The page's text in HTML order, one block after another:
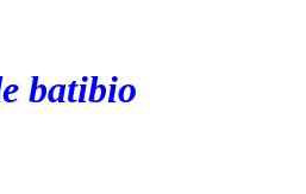
batibio